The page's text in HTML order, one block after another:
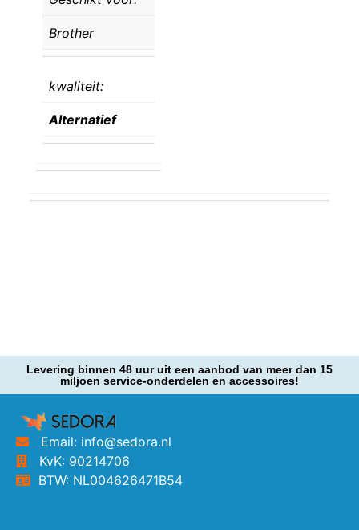
Brother
kwaliteit:
Alternatief
Levering binnen 48 uur uit een aanbod van meer dan 15
miljoen service-onderdelen en accessoires!
Email: info@sedora.nl
KvK: 90214706
BTW: NL004626471B54